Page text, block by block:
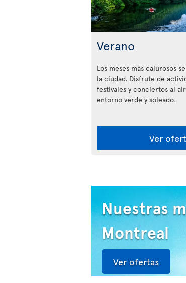
Verano
Los meses más calurosos
la ciudad. Disfrute de
festivales y conciertos al
entorno verde y soleado.
Ver
Nuestras
Montreal
Ver ofertas